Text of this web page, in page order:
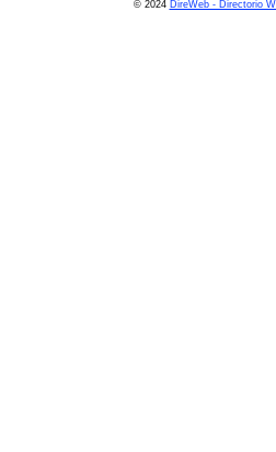
© 2024 DireWeb - Directorio